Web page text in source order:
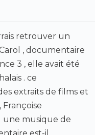
retrouver un
, documentaire
3 , elle avait été
. ce
extraits de films et
une musique de
est-il